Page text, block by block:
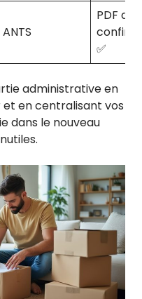
ANTS
PDF de
✅
administrative en
en centralisant vos
dans le nouveau